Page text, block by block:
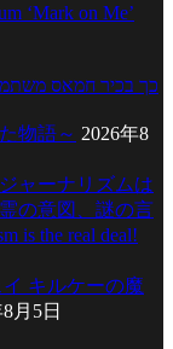
‘Mark on Me’
כך בכיר חמאס
物語～ 2026年8
ャーナリズムは
の意図、謎の言
is the real deal!
キルケーの魔
月5日